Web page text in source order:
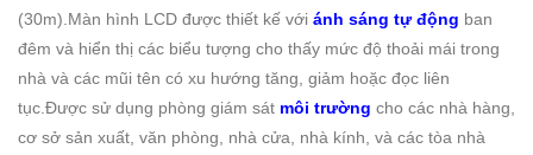
(30m).Màn hình LCD được thiết kế với ánh sáng tự động ban
đêm và hiển thị các biểu tượng cho thấy mức độ thoải mái trong
nhà và các mũi tên có xu hướng tăng, giảm hoặc đọc liên
tục.Được sử dụng phòng giám sát môi trường cho các nhà hàng,
cơ sở sản xuất, văn phòng, nhà cửa, nhà kính, và các tòa nhà